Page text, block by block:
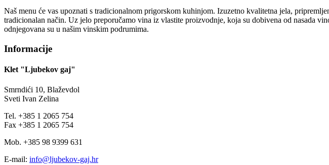
Naš menu će vas upoznati s tradicionalnom prigorskom kuhinjom. Izuzetno kvalitetna jela,
tradicionalan način. Uz jelo preporučamo vina iz vlastite proizvodnje, koja su dobivena od nasada
odnjegovana su u našim vinskim podrumima.
Informacije
Klet "Ljubekov gaj"
Smrndići 10, Blaževdol
Sveti Ivan Zelina
Tel. +385 1 2065 754
Fax +385 1 2065 754
Mob. +385 98 9399 631
E-mail: info@ljubekov-gaj.hr